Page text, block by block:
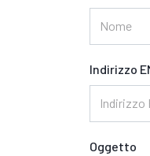
Indirizzo
Oggetto